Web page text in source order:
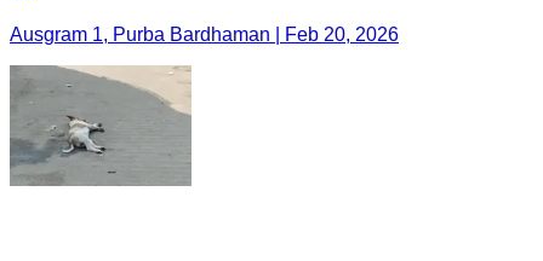
Ausgram 1, Purba Bardhaman | Feb 20, 2026